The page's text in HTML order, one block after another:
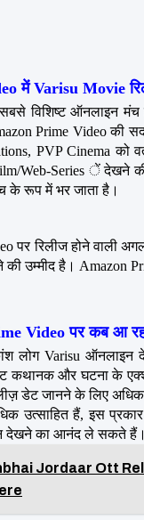
में Varisu Movie
विशिष्ट ऑनलाइन मंच
Prime Video की
PVP Cinema को
Web-Series ें देखने
के रूप में भर जाता है।
पर रिलीज होने वाली
की उम्मीद है। Amazon
Video पर कब आ
लोग Varisu ऑनलाइन
कथानक और घटना के
डेट जानने के लिए
उत्साहित हैं, इस
देखने का आनंद ले सकते हैं।
Jordaar Ott